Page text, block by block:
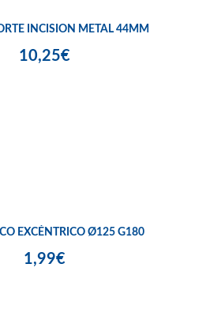
INCISION METAL 44MM
10,25€
DISCO EXCÉNTRICO Ø125 G180
1,99€